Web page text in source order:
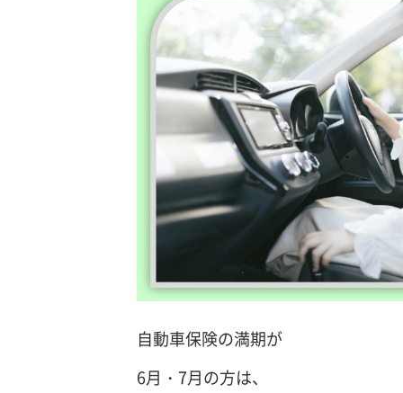
自動車保険の満期が
6月・7月の方は、